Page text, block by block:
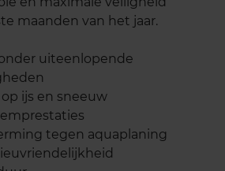
maanden van het jaar.
uiteenlopende
ijs en sneeuw
tegen aquaplaning